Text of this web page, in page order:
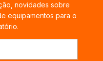
novidades sobre
equipamentos para o